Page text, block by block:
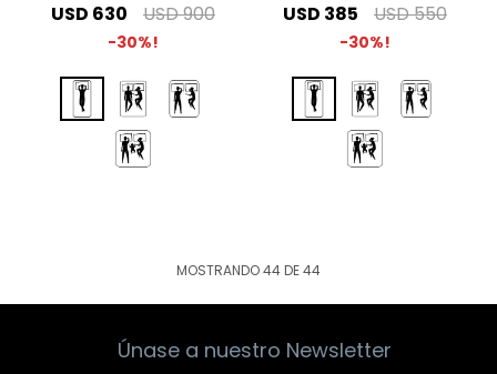
USD 630 USD900
30
USD 385 USD550
30
MOSTRANDO44DE44
Únase a nuestro Newsletter